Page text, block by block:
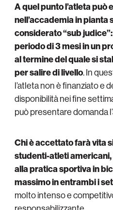
A quel punto l’atleta può
nell’accademia in pianta
considerato “sub
periodo di 3 mesi in un
al termine del quale si
per salire di livello. In
l’atleta non è finanziato e
disponibilità nei fine
può presentare domanda
Chi è accettato farà vita
studenti-atleti
alla pratica sportiva in
massimo in entrambi i
molto intenso e